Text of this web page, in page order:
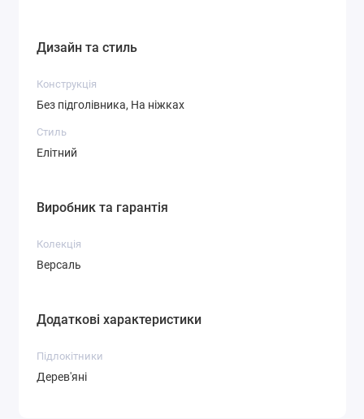
Дизайн та стиль
Конструкція
Без підголівника, На ніжках
Стиль
Елітний
Виробник та гарантія
Колекція
Версаль
Додаткові характеристики
Підлокітники
Дерев'яні